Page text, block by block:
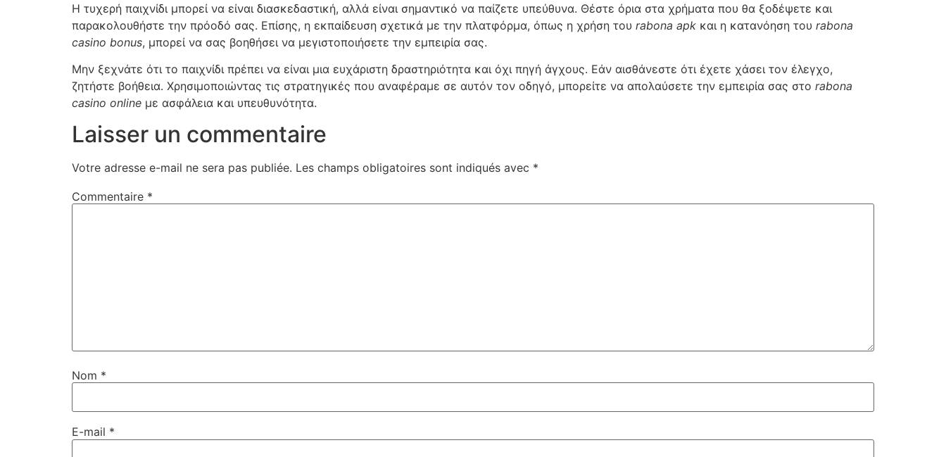
Η τυχερή παιχνίδι μπορεί να είναι διασκεδαστική, αλλά είναι σημαντικό να παίζετε υπεύθυνα. Θέστε όρια στα χρήματα που θα ξοδέψετε και
παρακολουθήστε την πρόοδό σας. Επίσης, η εκπαίδευση σχετικά με την πλατφόρμα, όπως η χρήση του rabona apk και η κατανόηση του rabona
casino bonus, μπορεί να σας βοηθήσει να μεγιστοποιήσετε την εμπειρία σας.
Μην ξεχνάτε ότι το παιχνίδι πρέπει να είναι μια ευχάριστη δραστηριότητα και όχι πηγή άγχους. Εάν αισθάνεστε ότι έχετε χάσει τον έλεγχο,
ζητήστε βοήθεια. Χρησιμοποιώντας τις στρατηγικές που αναφέραμε σε αυτόν τον οδηγό, μπορείτε να απολαύσετε την εμπειρία σας στο rabona
casino online με ασφάλεια και υπευθυνότητα.
Laisser un commentaire
Votre adresse e-mail ne sera pas publiée. Les champs obligatoires sont indiqués avec *
Commentaire *
Nom *
E-mail *